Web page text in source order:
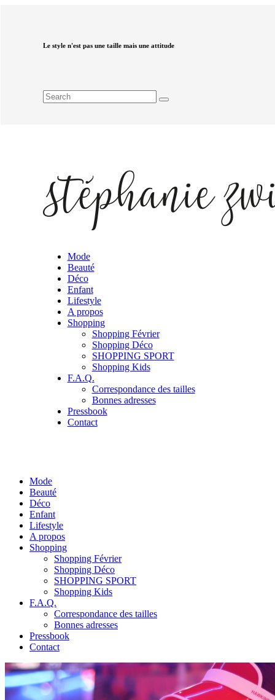
Le style n'est pas une taille mais une attitude
Mode
Beauté
Déco
Enfant
Lifestyle
A propos
Shopping
Shopping Février
Shopping Déco
SHOPPING SPORT
Shopping Kids
F.A.Q.
Correspondance des tailles
Bonnes adresses
Pressbook
Contact
Mode
Beauté
Déco
Enfant
Lifestyle
A propos
Shopping
Shopping Février
Shopping Déco
SHOPPING SPORT
Shopping Kids
F.A.Q.
Correspondance des tailles
Bonnes adresses
Pressbook
Contact